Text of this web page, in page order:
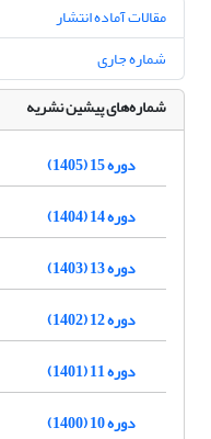
مقالات آماده انتشار
شماره جاری
شماره‌های پیشین نشریه
دوره 15 (1405)
دوره 14 (1404)
دوره 13 (1403)
دوره 12 (1402)
دوره 11 (1401)
دوره 10 (1400)